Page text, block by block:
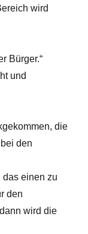
wird
Bürger.“
und
die
den
das einen zu
den
wird die